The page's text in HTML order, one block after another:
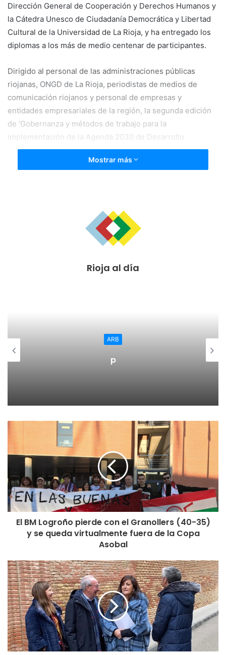
Dirección General de Cooperación y Derechos Humanos y
la Cátedra Unesco de Ciudadanía Democrática y Libertad
Cultural de la Universidad de La Rioja, y ha entregado los
diplomas a los más de medio centenar de participantes.
Dirigido al personal de las administraciones públicas
riojanas, ONGD de La Rioja, periodistas de medios de
comunicación riojanos y personal de empresas y
entidades empresariales de la región, la segunda edición
de ‘Gobernanza y métodos de trabajo para la
implementación de la Agenda 2030 de Desarrollo
Sostenible en La Rioja’ se ha impartido en la Universidad
de La Rioja y en Ginebra entre el 19 de noviembre y el 11
Romero ha subrayado la importancia de colocar la Agenda
2030 “en el centro de las políticas públicas” y ha
manifestado que “integrar los ODS en nuestra acción de
alineados con la Agenda 2030 es alinearlos con la defensa
diferentes procesos de planificación, seguimiento y
ejecución de las políticas públicas, y lo que es más
complicado, evaluar su grado de incorporación”.
sobre los Objetivos de Desarrollo Sostenible en los
presupuestos.
El curso sobre la Agenda 2030 forma parte del convenio
que el Gobierno de La Rioja mantiene con la Cátedra
Unesco de la Universidad de La Rioja para organizar
actividades de sensibilización en materia de derechos
humanos.
La Agenda 2030 para el Desarrollo Sostenible es un plan
miembro de las Naciones Unidas de velar por la protección
de las personas, el planeta y la prosperidad, y plantea 17
Objetivos de Desarrollo Sostenible con 169 metas a
alcanzar.
Mostrar más
Rioja al día
ARB
p
El BM Logroño pierde con el Granollers (40-35)
y se queda virtualmente fuera de la Copa
Asobal